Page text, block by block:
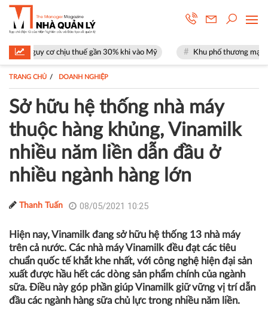
thuế gần 30% khi vào Mỹ Khu phố thương mại SOHO tại The
TRANG CHỦ DOANH NGHIỆP
Sở hữu hệ thống nhà máy
thuộc hàng khủng, Vinamilk
nhiều năm liền dẫn đầu ở
nhiều ngành hàng lớn
Thanh Tuấn 08/05/2021 10:25
Hiện nay, Vinamilk đang sở hữu hệ thống 13 nhà máy
trên cả nước. Các nhà máy Vinamilk đều đạt các tiêu
chuẩn quốc tế khắt khe nhất, với công nghệ hiện đại sản
xuất được hầu hết các dòng sản phẩm chính của ngành
sữa. Điều này góp phần giúp Vinamilk giữ vững vị trí dẫn
đầu các ngành hàng sữa chủ lực trong nhiều năm liền.